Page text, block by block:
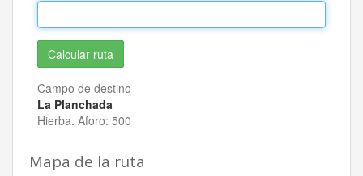
Campo de destino
La Planchada
Hierba. Aforo: 500
Mapa de la ruta